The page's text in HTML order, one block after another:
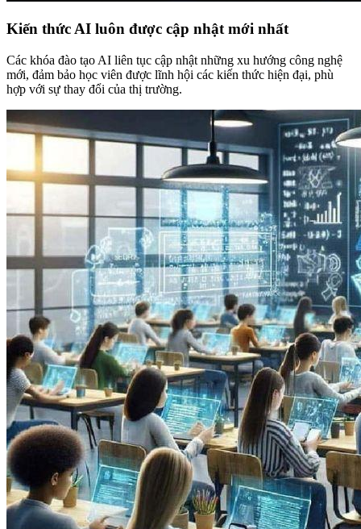
Kiến thức AI luôn được cập nhật mới nhất
Các khóa đào tạo AI liên tục cập nhật những xu hướng công nghệ
mới, đảm bảo học viên được lĩnh hội các kiến thức hiện đại, phù
hợp với sự thay đổi của thị trường.